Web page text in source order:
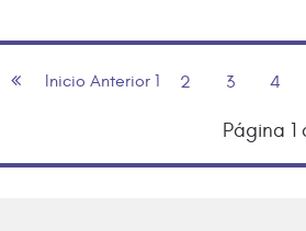
Inicio Anterior 1 2 3 4
Página 1